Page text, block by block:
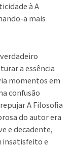
à A
a mais
a essência
momentos em
confusão
A Filosofia
do autor era
e decadente,
insatisfeito e